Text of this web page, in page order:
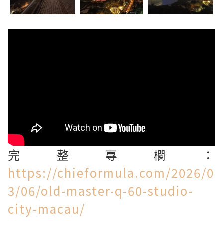
完整專欄：
https://chieformula.com/2026/0
3/06/old-master-q-60-studio-
city-macau/